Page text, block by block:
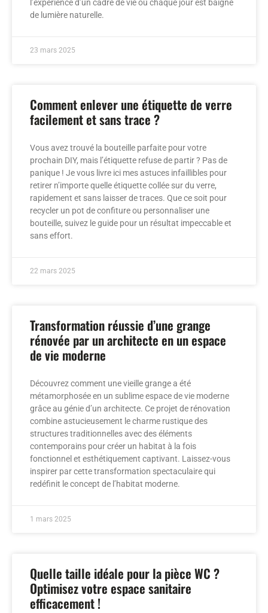
l’expérience d’un cadre de vie où chaque jour est baigné
de lumière naturelle.
23 mars 2025
Comment enlever une étiquette de verre
facilement et sans trace ?
Vous avez trouvé la bouteille parfaite pour votre
prochain DIY, mais l’étiquette refuse de partir ? Pas de
panique ! Je vous livre ici mes astuces infaillibles pour
retirer n’importe quelle étiquette collée sur du verre,
rapidement et sans laisser de traces. Que ce soit pour
recycler un pot de confiture ou personnaliser une
bouteille, suivez le guide pour un résultat impeccable et
sans effort.
22 mars 2025
Transformation réussie d’une grange
rénovée par un architecte en un espace
de vie moderne
Découvrez comment une vieille grange a été
métamorphosée en un sublime espace de vie moderne
grâce au génie d’un architecte. Ce projet de rénovation
combine astucieusement le charme rustique des
structures traditionnelles avec des éléments
contemporains pour créer un habitat à la fois
fonctionnel et esthétiquement captivant. Laissez-vous
inspirer par cette transformation spectaculaire qui
redéfinit le concept de l’habitat moderne.
1 mars 2025
Quelle taille idéale pour la pièce WC ?
Optimisez votre espace sanitaire
efficacement !